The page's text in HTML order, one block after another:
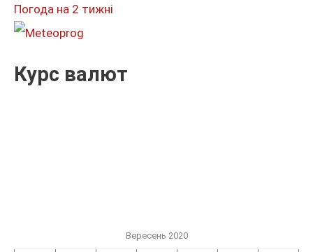
:
Погода на 2 тижні
Курс валют
Вересень 2020